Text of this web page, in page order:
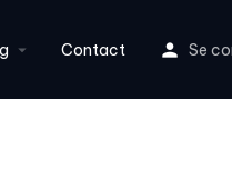
Contact Se